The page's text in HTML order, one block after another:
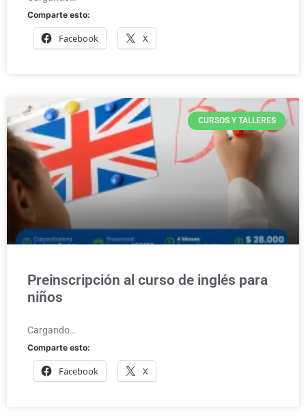
Comparte esto:
Facebook X
CURSOS Y TALLERES
Preinscripción al curso de inglés para
niños
Cargando…
Comparte esto:
Facebook X